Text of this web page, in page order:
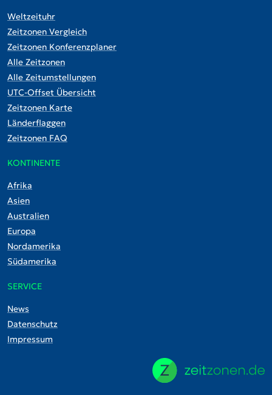
Weltzeituhr
Zeitzonen Vergleich
Zeitzonen Konferenzplaner
Alle Zeitzonen
Alle Zeitumstellungen
UTC-Offset Übersicht
Zeitzonen Karte
Länderflaggen
Zeitzonen FAQ
KONTINENTE
Afrika
Asien
Australien
Europa
Nordamerika
Südamerika
SERVICE
News
Datenschutz
Impressum